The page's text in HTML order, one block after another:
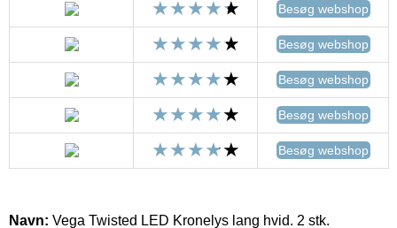
Besøg webshop
Besøg webshop
Besøg webshop
Besøg webshop
Besøg webshop
Navn: Vega Twisted LED Kronelys lang hvid. 2 stk.